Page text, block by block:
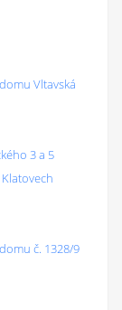
Vltavská
3 a 5
č. 1328/9